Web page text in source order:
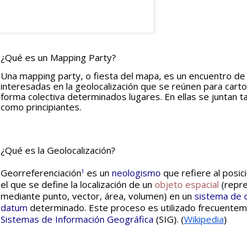
¿Qué es un Mapping Party?
Una mapping party, o fiesta del mapa, es un encuentro
interesadas en la geolocalización que se reúnen para
forma colectiva determinados lugares. En ellas se juntan
como principiantes.
¿Qué es la Geolocalización?
Georreferenciación1 es un neologismo que refiere al
el que se define la localización de un objeto espacial
mediante punto, vector, área, volumen) en un sistema de
datum
Sistemas de Información Geográfica (SIG). (Wikipedia)